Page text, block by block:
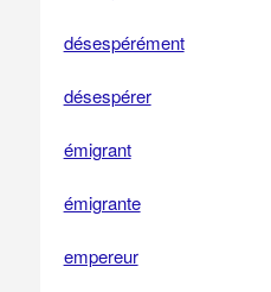
désespérément
désespérer
émigrant
émigrante
empereur